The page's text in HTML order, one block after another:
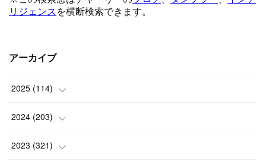
アーカイブ
2025 (114)
(1)
(8)
2024 (203)
(24)
2023 (321)